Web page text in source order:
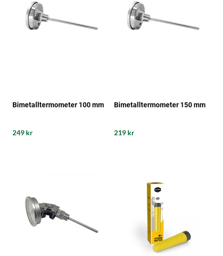
Bimetalltermometer 100 mm
249 kr
Bimetalltermometer 150 mm
219 kr